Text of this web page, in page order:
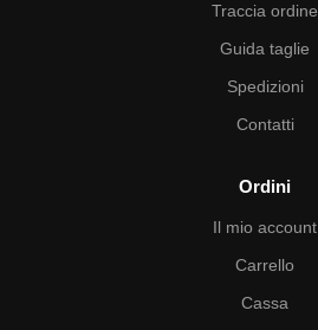
Traccia ordine
Guida taglie
Spedizioni
Contatti
Ordini
Il mio account
Carrello
Cassa